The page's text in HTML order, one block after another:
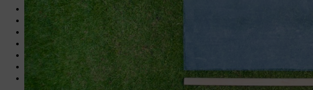
Accuschroevendraaier met bits
Metaalboor, 4 mm voor plexiglas
Houtboor, 4,5 mm
Accuschuurmachine
Schuurpapier voor accuschuurmachines, korrel 120
Cuttermes
Kwast